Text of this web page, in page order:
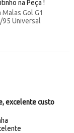
na Peça !
Gol G1
95 Universal
excelente custo